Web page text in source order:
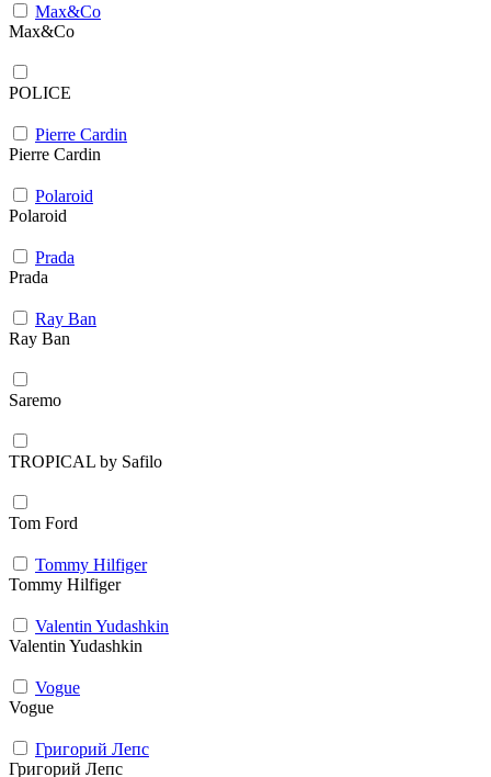
Max&Co
Max&Co
POLICE
Pierre Cardin
Pierre Cardin
Polaroid
Polaroid
Prada
Prada
Ray Ban
Ray Ban
Saremo
TROPICAL by Safilo
Tom Ford
Tommy Hilfiger
Tommy Hilfiger
Valentin Yudashkin
Valentin Yudashkin
Vogue
Vogue
Григорий Лепс
Григорий Лепс